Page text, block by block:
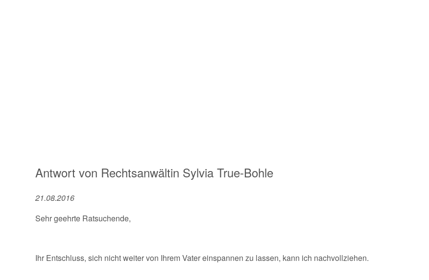
Antwort von Rechtsanwältin Sylvia True-Bohle
21.08.2016
Sehr geehrte Ratsuchende,
Ihr Entschluss, sich nicht weiter von Ihrem Vater einspannen zu lassen, kann ich nachvollziehen.